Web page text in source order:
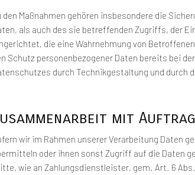
den Maßnahmen gehören insbesondere die
als auch des sie betreffenden Zugriffs, der
die eine Wahrnehmung von
Schutz personenbezogener Daten bereits bei
durch Technikgestaltung und durch
mit
wir im Rahmen unserer Verarbeitung Daten
oder ihnen sonst Zugriff auf die Daten
wie an Zahlungsdienstleister, gem. Art. 6